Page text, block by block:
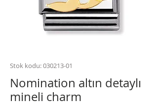
Stok kodu: 030213-01
Nomination altın detaylı
mineli charm